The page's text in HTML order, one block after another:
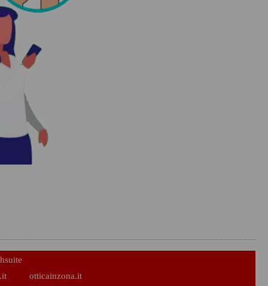
otticainzona.it